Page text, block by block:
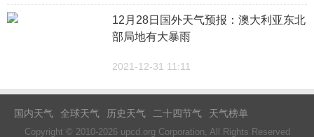
12月28日国外天气预报：澳大利亚东北
部局地有大暴雨
2021-12-31 11:11
国内天气 全球天气 历史天气 二十四节气 天气榜单
Copyright © 2010-2026 upcd.org Corporation, All Rights Reserved